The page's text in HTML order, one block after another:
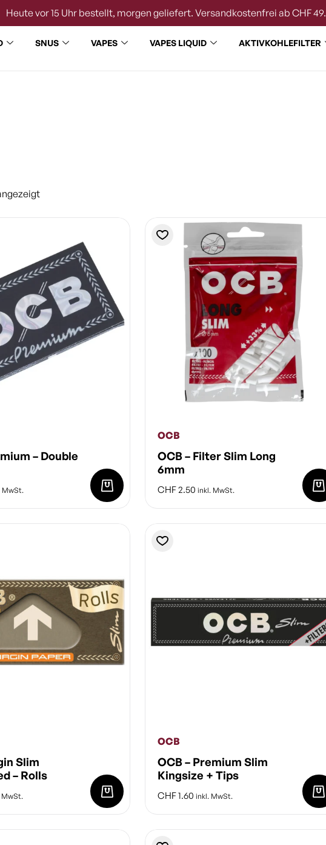
Heute vor 15 Uhr bestellt, morgen geliefert. Versandkostenfrei ab CHF 49.
SNUS VAPES VAPES LIQUID AKTIVKOHLEFILTER
– Double
MwSt.
OCB
OCB – Filter Slim Long
6mm
CHF2.50 inkl. MwSt.
Slim
– Rolls
MwSt.
OCB
OCB – Premium Slim
Kingsize + Tips
CHF1.60 inkl. MwSt.